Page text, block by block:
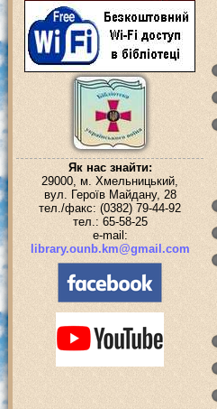
Як нас знайти:
29000, м. Хмельницький,
вул. Героїв Майдану, 28
тел./факс: (0382) 79-44-92
тел.: 65-58-25
e-mail:
library.ounb.km@gmail.com